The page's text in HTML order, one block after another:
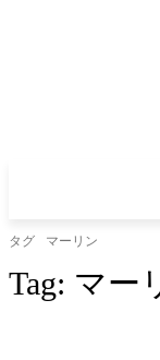
タグ マーリン
Tag: マー